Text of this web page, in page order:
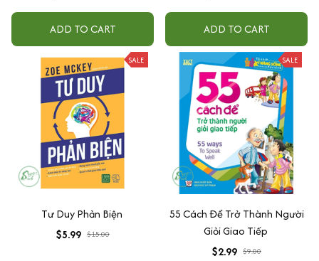
+ Xu hướng
ADD TO CART ADD TO CART
SALE
Tư Duy Phản Biện
$5.99 $15.00
SALE
55 Cách Để Trở Thành Người
Giỏi Giao Tiếp
$2.99 $9.00